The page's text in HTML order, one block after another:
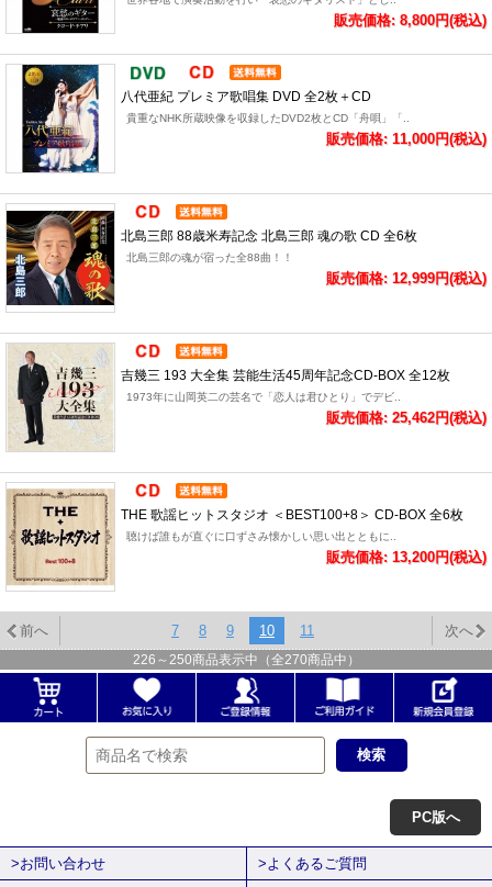
販売価格: 8,800円(税込)
八代亜紀 プレミア歌唱集 DVD 全2枚＋CD
貴重なNHK所蔵映像を収録したDVD2枚とCD「舟唄」「..
販売価格: 11,000円(税込)
北島三郎 88歳米寿記念 北島三郎 魂の歌 CD 全6枚
北島三郎の魂が宿った全88曲！！
販売価格: 12,999円(税込)
吉幾三 193 大全集 芸能生活45周年記念CD-BOX 全12枚
1973年に山岡英二の芸名で「恋人は君ひとり」でデビ..
販売価格: 25,462円(税込)
THE 歌謡ヒットスタジオ ＜BEST100+8＞ CD-BOX 全6枚
聴けば誰もが直ぐに口ずさみ懐かしい思い出とともに..
販売価格: 13,200円(税込)
前へ 7 8 9 10 11 次へ
226 ～ 250商品表示中（全270商品中）
PC版へ
>お問い合わせ >よくあるご質問